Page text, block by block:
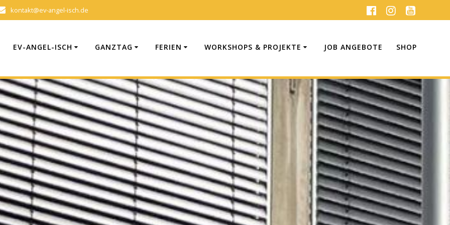
kontakt@ev-angel-isch.de
EV-ANGEL-ISCH GANZTAG FERIEN WORKSHOPS & PROJEKTE JOB ANGEBOTE SHOP